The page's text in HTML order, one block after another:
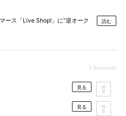
ース「Live Shop!」に“逆オーク
読む
5 Keywords
見る
見る